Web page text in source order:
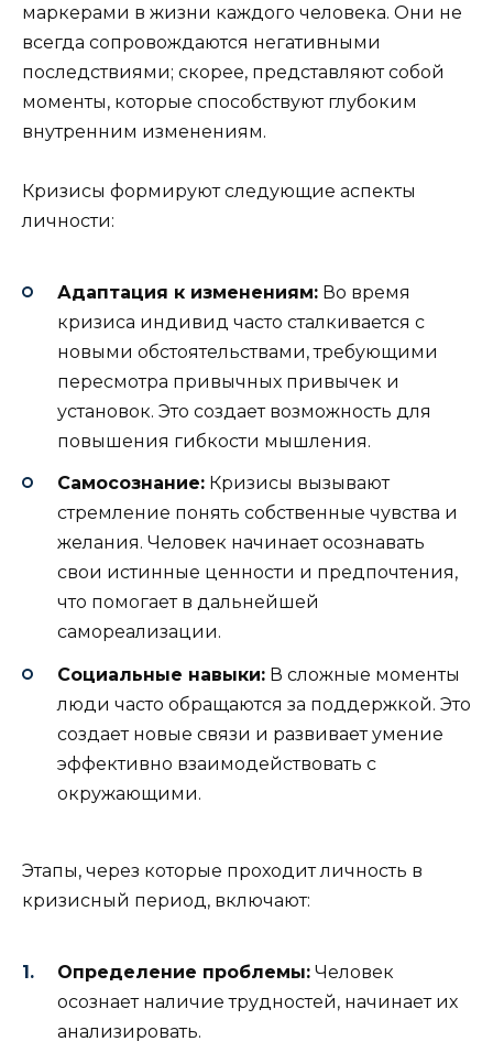
маркерами в жизни каждого человека. Они не
всегда сопровождаются негативными
последствиями; скорее, представляют собой
моменты, которые способствуют глубоким
внутренним изменениям.
Кризисы формируют следующие аспекты
личности:
Адаптация к изменениям: Во время
кризиса индивид часто сталкивается с
новыми обстоятельствами, требующими
пересмотра привычных привычек и
установок. Это создает возможность для
повышения гибкости мышления.
Самосознание: Кризисы вызывают
стремление понять собственные чувства и
желания. Человек начинает осознавать
свои истинные ценности и предпочтения,
что помогает в дальнейшей
самореализации.
Социальные навыки: В сложные моменты
люди часто обращаются за поддержкой. Это
создает новые связи и развивает умение
эффективно взаимодействовать с
окружающими.
Этапы, через которые проходит личность в
кризисный период, включают:
Определение проблемы: Человек
осознает наличие трудностей, начинает их
анализировать.